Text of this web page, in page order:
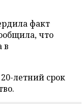
факт
что
в
летний срок